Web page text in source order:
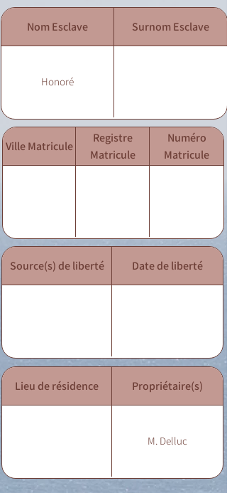
Nom Esclave Surnom Esclave
Honoré
Ville Matricule
Registre
Matricule
Numéro
Matricule
Source(s) de liberté Date de liberté
Lieu de résidence Propriétaire(s)
M. Delluc